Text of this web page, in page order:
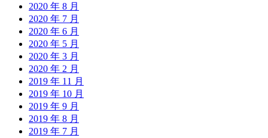
2020 年 8 月
2020 年 7 月
2020 年 6 月
2020 年 5 月
2020 年 3 月
2020 年 2 月
2019 年 11 月
2019 年 10 月
2019 年 9 月
2019 年 8 月
2019 年 7 月